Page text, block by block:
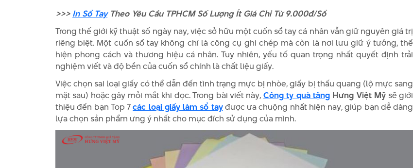
>>> In Sổ TayTheo Yêu Cầu TPHCM Số Lượng Ít Giá Chỉ Từ 9.000đ/Sổ
Trong thế giới kỹ thuật số ngày nay, việc sở hữu một cuốn sổ tay cá nhân vẫn giữ nguyên giá trị
riêng biệt. Một cuốn sổ tay không chỉ là công cụ ghi chép mà còn là nơi lưu giữ ý tưởng, thể
hiện phong cách và thương hiệu cá nhân. Tuy nhiên, yếu tố quan trọng nhất quyết định trải
nghiệm viết và độ bền của cuốn sổ chính là chất liệu giấy.
Việc chọn sai loại giấy có thể dẫn đến tình trạng mực bị nhòe, giấy bị thấu quang (lộ mực sang
mặt sau) hoặc gây mỏi mắt khi đọc. Trong bài viết này, Công ty quà tặng Hưng Việt Mỹ sẽ giới
thiệu đến bạn Top 7các loại giấy làm sổ tayđược ưa chuộng nhất hiện nay, giúp bạn dễ dàng
lựa chọn sản phẩm ưng ý nhất cho mục đích sử dụng của mình.